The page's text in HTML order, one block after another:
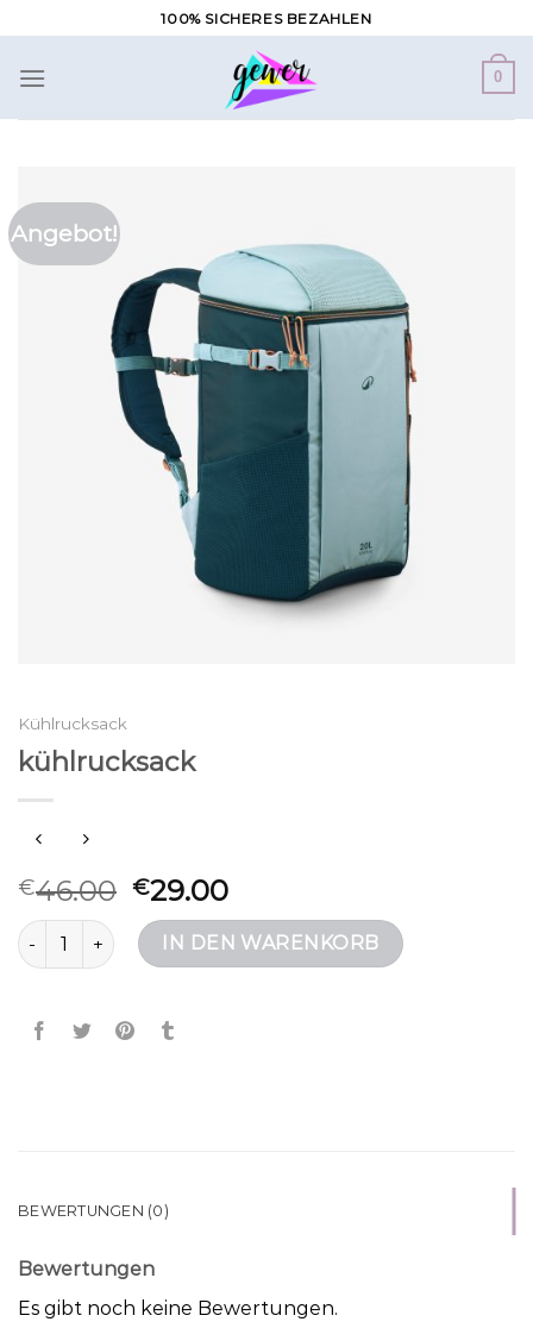
Inhalt
springen
100% SICHERES BEZAHLEN
0
Angebot!
Kühlrucksack
kühlrucksack
€46.00 €29.00
kühlrucksack MengeIN DEN WARENKORB
BEWERTUNGEN (0)
Bewertungen
Es gibt noch keine Bewertungen.